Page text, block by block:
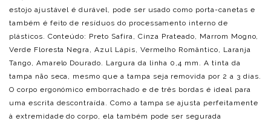
estojo ajustável é durável, pode ser usado como porta-canetas e
também é feito de resíduos do processamento interno de
plásticos. Conteúdo: Preto Safira, Cinza Prateado, Marrom Mogno,
Verde Floresta Negra, Azul Lápis, Vermelho Romântico, Laranja
Tango, Amarelo Dourado. Largura da linha 0,4 mm. A tinta da
tampa não seca, mesmo que a tampa seja removida por 2 a 3 dias.
O corpo ergonómico emborrachado e de três bordas é ideal para
uma escrita descontraída. Como a tampa se ajusta perfeitamente
à extremidade do corpo, ela também pode ser segurada